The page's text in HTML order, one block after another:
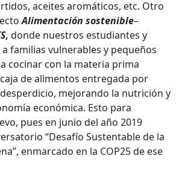
aceites aromáticos, etc. Otro
Alimentación sostenible–
, donde nuestros estudiantes y
familias vulnerables y pequeños
cocinar con la materia prima
de alimentos entregada por
desperdicio, mejorando la nutrición y
económica. Esto para
pues en junio del año 2019
“Desafío Sustentable de la
enmarcado en la COP25 de ese